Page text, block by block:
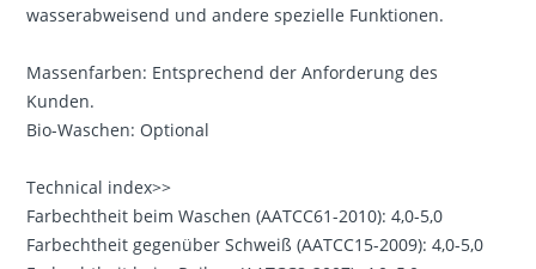
wasserabweisend und andere spezielle Funktionen.
Massenfarben: Entsprechend der Anforderung des
Kunden.
Bio-Waschen: Optional
Technical index>>
Farbechtheit beim Waschen (AATCC61-2010): 4,0-5,0
Farbechtheit gegenüber Schweiß (AATCC15-2009): 4,0-5,0